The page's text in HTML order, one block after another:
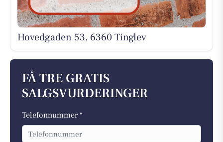
Hovedgaden 53, 6360 Tinglev
FÅ TRE GRATIS
SALGSVURDERINGER
Telefonnummer *